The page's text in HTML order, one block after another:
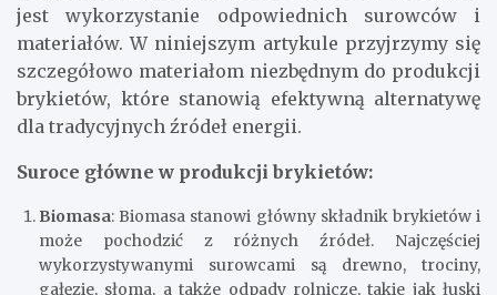
jest wykorzystanie odpowiednich surowców i
materiałów. W niniejszym artykule przyjrzymy się
szczegółowo materiałom niezbędnym do produkcji
brykietów, które stanowią efektywną alternatywę
dla tradycyjnych źródeł energii.
Suroce główne w produkcji brykietów:
Biomasa: Biomasa stanowi główny składnik brykietów i
może pochodzić z różnych źródeł. Najczęściej
wykorzystywanymi surowcami są drewno, trociny,
gałęzie, słoma, a także odpady rolnicze, takie jak łuski